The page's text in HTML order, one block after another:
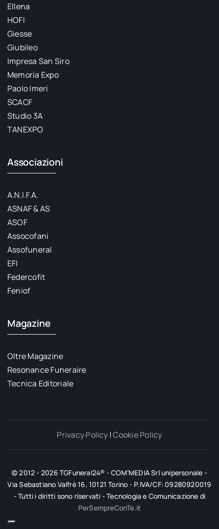
Ellena
HOFI
Giesse
Giubileo
Impresa San Siro
Memoria Expo
Paolo Imeri
SCACF
Studio 3A
TANEXPO
Associazioni
A.N.I.F.A.
ASNAF & AS
ASOF
Assocofani
Assofuneral
EFI
Federcofit
Feniof
Magazine
Oltre Magazine
Resonance Funeraire
Tecnica Editoriale
Privacy Policy |Cookie Policy
© 2012 - 2026 TGFuneral24® - COM’MEDIA Srl unipersonale -
Via Sebastiano Valfrè 16, 10121 Torino - P.IVA/CF: 09280920019
- Tutti i diritti sono riservati - Tecnologia e Comunicazione di
PerSempreConTe.it